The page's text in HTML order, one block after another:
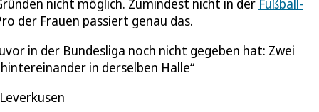
der Frauen passiert genau das.
in der Bundesliga noch nicht gegeben hat: Zwei
in derselben Halle